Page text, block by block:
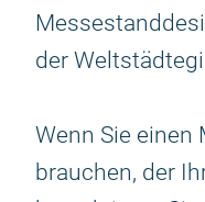
der
Wenn Sie einen
brauchen, der